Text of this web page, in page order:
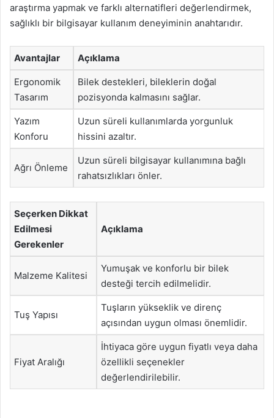
araştırma yapmak ve farklı alternatifleri değerlendirmek,
sağlıklı bir bilgisayar kullanım deneyiminin anahtarıdır.
Avantajlar Açıklama
Ergonomik
Tasarım
Bilek destekleri, bileklerin doğal
pozisyonda kalmasını sağlar.
Yazım
Konforu
Uzun süreli kullanımlarda yorgunluk
hissini azaltır.
Ağrı Önleme
Uzun süreli bilgisayar kullanımına bağlı
rahatsızlıkları önler.
Seçerken Dikkat
Edilmesi
Gerekenler
Açıklama
Malzeme Kalitesi
Yumuşak ve konforlu bir bilek
desteği tercih edilmelidir.
Tuş Yapısı
Tuşların yükseklik ve direnç
açısından uygun olması önemlidir.
Fiyat Aralığı
İhtiyaca göre uygun fiyatlı veya daha
özellikli seçenekler
değerlendirilebilir.